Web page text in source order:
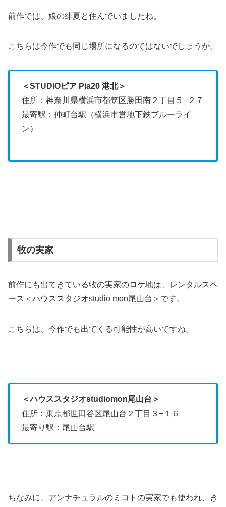
前作では、娘の緋夏と住んでいましたね。
こちらは今作でも同じ場所になるのではないでしょうか。
＜STUDIOピア Pia20 港北＞
住所：神奈川県横浜市都筑区勝田南２丁目５−２７
最寄駅：仲町台駅（横浜市営地下鉄ブルーライ
ン）
牧の実家
前作にも出てきている牧の実家のロケ地は、レンタルスペ
ース＜ハウススタジオstudio mon尾山台＞です。
こちらは、今作でも出てくる可能性が高いですね。
＜ハウススタジオstudiomon尾山台＞
住所：東京都世田谷区尾山台２丁目３−１６
最寄り駅：尾山台駅
ちなみに、アンナチュラルの ミコト の実家でも使われ、
き